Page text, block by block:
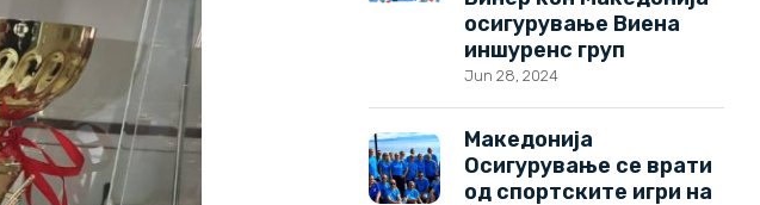
осигурување Виена
иншуренс груп
Jun 28, 2024
Македонија
Осигурување се врати
од спортските игри на